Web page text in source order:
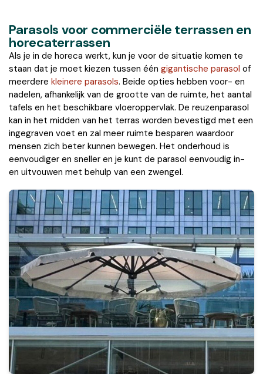
Parasols voor commerciële terrassen en
horecaterrassen
Als je in de horeca werkt, kun je voor de situatie komen te
staan dat je moet kiezen tussen één gigantische parasol of
meerdere kleinere parasols. Beide opties hebben voor- en
nadelen, afhankelijk van de grootte van de ruimte, het aantal
tafels en het beschikbare vloeroppervlak. De reuzenparasol
kan in het midden van het terras worden bevestigd met een
ingegraven voet en zal meer ruimte besparen waardoor
mensen zich beter kunnen bewegen. Het onderhoud is
eenvoudiger en sneller en je kunt de parasol eenvoudig in-
en uitvouwen met behulp van een zwengel.